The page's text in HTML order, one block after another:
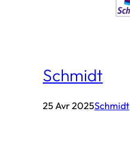
Schmidt
25 Avr 2025Schmidt